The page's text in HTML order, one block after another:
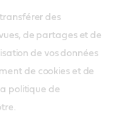
des
de partages et de
de vos données
de cookies et de
politique de